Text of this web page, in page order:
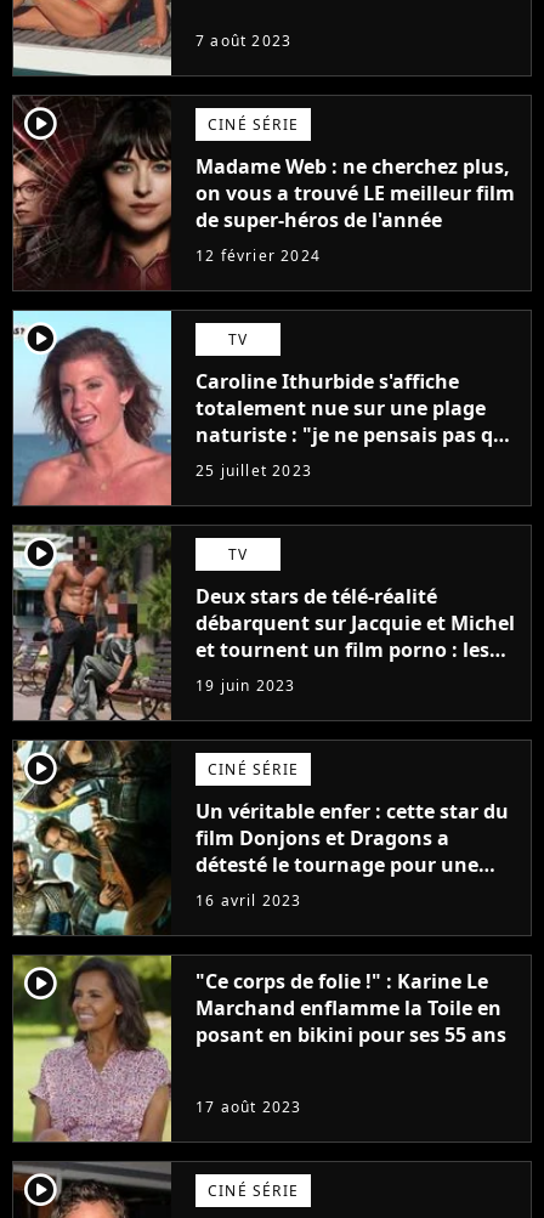
7 août 2023
player2 CINÉ SÉRIE
Madame Web : ne cherchez plus,
on vous a trouvé LE meilleur film
de super-héros de l'année
12 février 2024
player2 TV
Caroline Ithurbide s'affiche
totalement nue sur une plage
naturiste : "je ne pensais pas que
j'arriverais à le faire..."
25 juillet 2023
player2 TV
Deux stars de télé-réalité
débarquent sur Jacquie et Michel
et tournent un film porno : les
premières images du tournage
(exclu)
19 juin 2023
player2 CINÉ SÉRIE
Un véritable enfer : cette star du
film Donjons et Dragons a
détesté le tournage pour une
raison très spéciale
16 avril 2023
player2
"Ce corps de folie !" : Karine Le
Marchand enflamme la Toile en
posant en bikini pour ses 55 ans
17 août 2023
player2 CINÉ SÉRIE